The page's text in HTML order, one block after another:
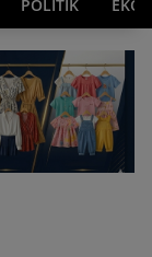
POLITIK